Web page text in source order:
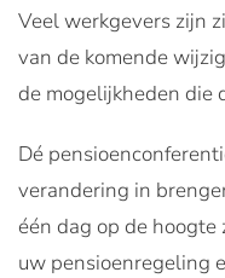
Veel werkgevers zijn
van de komende
de mogelijkheden die
Dé
verandering in
één dag op de
uw pensioenregeling